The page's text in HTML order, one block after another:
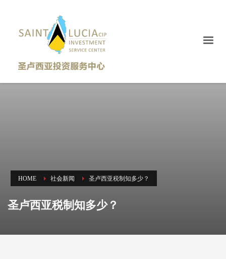
HOME 社会新闻 圣卢西亚税制知多少？
圣卢西亚税制知多少？